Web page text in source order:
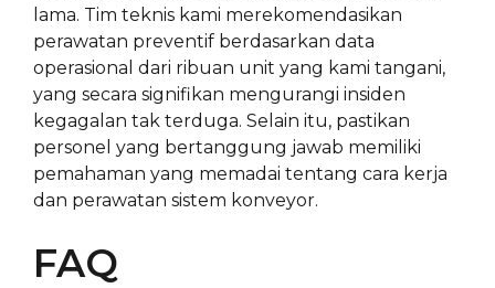
lama. Tim teknis kami merekomendasikan
perawatan preventif berdasarkan data
operasional dari ribuan unit yang kami tangani,
yang secara signifikan mengurangi insiden
kegagalan tak terduga. Selain itu, pastikan
personel yang bertanggung jawab memiliki
pemahaman yang memadai tentang cara kerja
dan perawatan sistem konveyor.
FAQ